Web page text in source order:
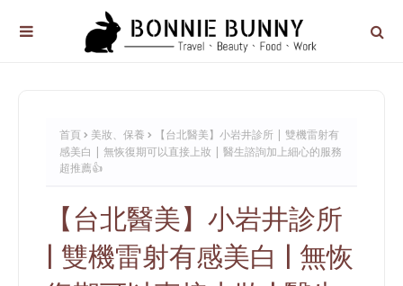
首頁 美妝、保養
【台北醫美】小岩井診所 | 雙機雷射有
感美白 | 無恢復期可以直接上妝 | 醫生諮詢加上細心的服務
超推薦👍
【台北醫美】小岩井診所
| 雙機雷射有感美白 | 無恢